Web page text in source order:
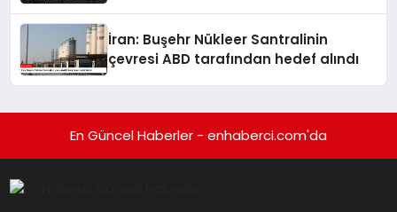
İran: Buşehr Nükleer Santralinin
çevresi ABD tarafından hedef alındı
En Güncel Haberler - enhaberci.com'da